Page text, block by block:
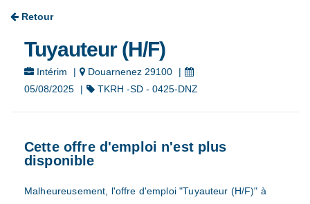
Retour
Tuyauteur (H/F)
Intérim | Douarnenez 29100
|
05/08/2025
| TKRH -SD - 0425-DNZ
Cette offre d'emploi n'est plus
disponible
Malheureusement, l'offre d'emploi "Tuyauteur (H/F)" à